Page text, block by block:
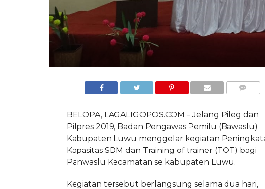
BELOPA, LAGALIGOPOS.COM – Jelang Pileg dan
Pilpres 2019, Badan Pengawas Pemilu (Bawaslu)
Kabupaten Luwu menggelar kegiatan
Kapasitas SDM dan Training of trainer (TOT) bagi
Panwaslu Kecamatan se kabupaten Luwu.
Kegiatan tersebut berlangsung selama dua hari,